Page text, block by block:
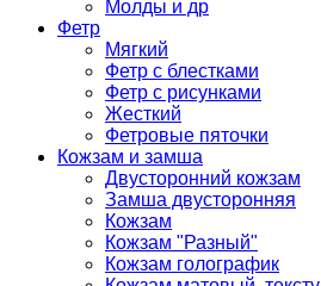
Молды и др
Фетр
Мягкий
Фетр с блестками
Фетр с рисунками
Жесткий
Фетровые пяточки
Кожзам и замша
Двусторонний кожзам
Замша двусторонняя
Кожзам
Кожзам "Разный"
Кожзам голографик